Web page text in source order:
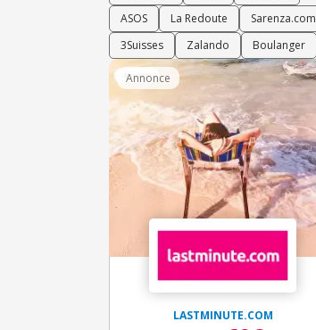
ASOS
La Redoute
Sarenza.com
3Suisses
Zalando Boulanger
LASTMINUTE.COM
Annonce